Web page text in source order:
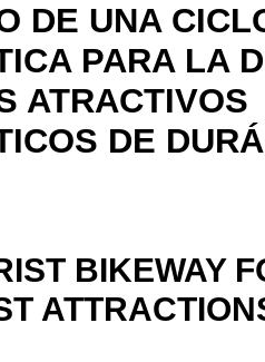
DE UNA
PARA LA
ATRACTIVOS
DE
BIKEWAY